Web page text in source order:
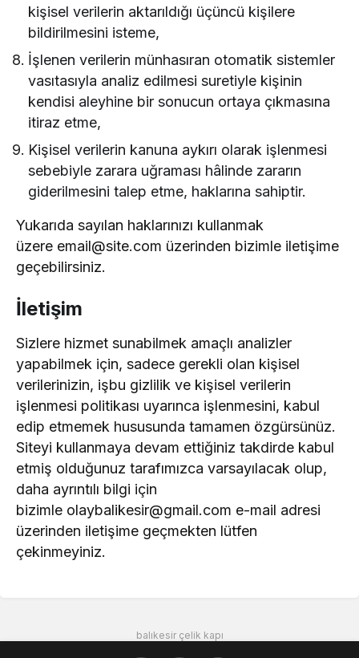
kişisel verilerin aktarıldığı üçüncü kişilere
bildirilmesini isteme,
İşlenen verilerin münhasıran otomatik sistemler
vasıtasıyla analiz edilmesi suretiyle kişinin
kendisi aleyhine bir sonucun ortaya çıkmasına
itiraz etme,
Kişisel verilerin kanuna aykırı olarak işlenmesi
sebebiyle zarara uğraması hâlinde zararın
giderilmesini talep etme, haklarına sahiptir.
Yukarıda sayılan haklarınızı kullanmak
üzere email@site.com üzerinden bizimle iletişime
geçebilirsiniz.
İletişim
Sizlere hizmet sunabilmek amaçlı analizler
yapabilmek için, sadece gerekli olan kişisel
verilerinizin, işbu gizlilik ve kişisel verilerin
işlenmesi politikası uyarınca işlenmesini, kabul
edip etmemek hususunda tamamen özgürsünüz.
Siteyi kullanmaya devam ettiğiniz takdirde kabul
etmiş olduğunuz tarafımızca varsayılacak olup,
daha ayrıntılı bilgi için
bizimle olaybalikesir@gmail.com e-mail adresi
üzerinden iletişime geçmekten lütfen
çekinmeyiniz.
balıkesir çelik kapı